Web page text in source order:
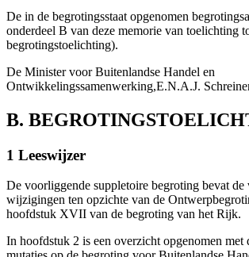
De in de begrotingsstaat opgenomen
onderdeel B van deze memorie van toelichting
begrotingstoelichting).
De Minister voor Buitenlandse Handel en
Ontwikkelingssamenwerking,E.N.A.J.
B.
1 Leeswijzer
De voorliggende suppletoire begroting bevat de
wijzigingen ten opzichte van de
hoofdstuk XVII van de begroting van het Rijk.
In hoofdstuk 2 is een overzicht opgenomen met